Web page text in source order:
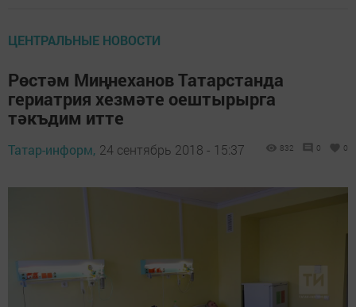
ЦЕНТРАЛЬНЫЕ НОВОСТИ
Рөстәм Миңнеханов Татарстанда
гериатрия хезмәте оештырырга
тәкъдим итте
Татар-информ, 24 сентябрь 2018 - 15:37 832 0 0